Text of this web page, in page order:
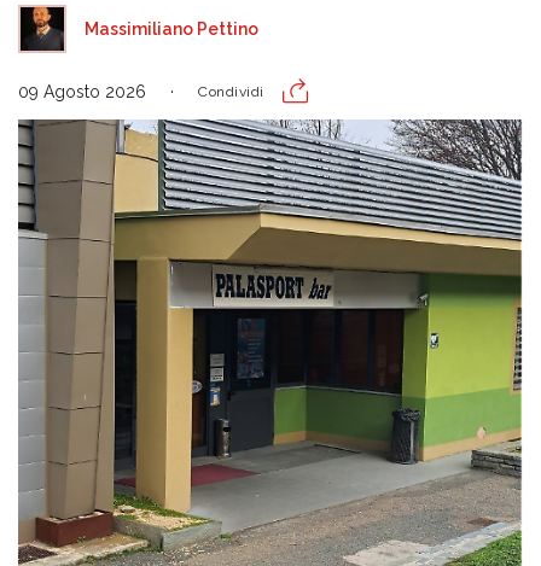
Massimiliano Pettino
09 Agosto 2026 Condividi